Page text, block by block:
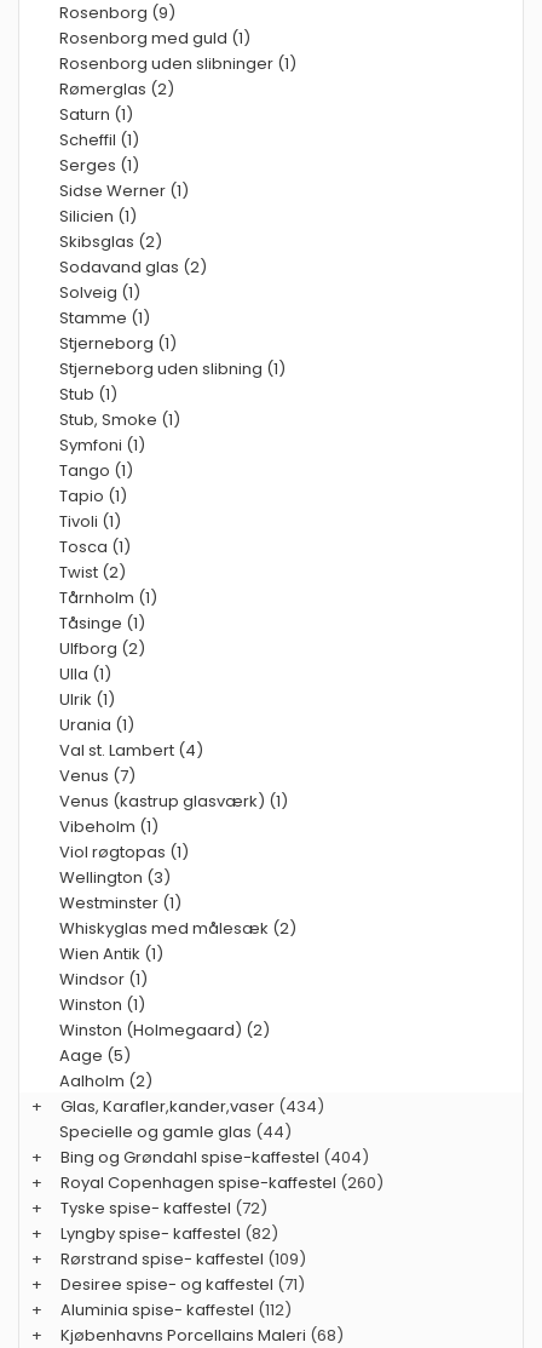
Rosenborg (9)
Rosenborg med guld (1)
Rosenborg uden slibninger (1)
Rømerglas (2)
Saturn (1)
Scheffil (1)
Serges (1)
Sidse Werner (1)
Silicien (1)
Skibsglas (2)
Sodavand glas (2)
Solveig (1)
Stamme (1)
Stjerneborg (1)
Stjerneborg uden slibning (1)
Stub (1)
Stub, Smoke (1)
Symfoni (1)
Tango (1)
Tapio (1)
Tivoli (1)
Tosca (1)
Twist (2)
Tårnholm (1)
Tåsinge (1)
Ulfborg (2)
Ulla (1)
Ulrik (1)
Urania (1)
Val st. Lambert (4)
Venus (7)
Venus (kastrup glasværk) (1)
Vibeholm (1)
Viol røgtopas (1)
Wellington (3)
Westminster (1)
Whiskyglas med målesæk (2)
Wien Antik (1)
Windsor (1)
Winston (1)
Winston (Holmegaard) (2)
Aage (5)
Aalholm (2)
+
Glas, Karafler,kander,vaser (434)
Specielle og gamle glas (44)
+
Bing og Grøndahl spise-kaffestel (404)
+
Royal Copenhagen spise-kaffestel (260)
+
Tyske spise- kaffestel (72)
+
Lyngby spise- kaffestel (82)
+
Rørstrand spise- kaffestel (109)
+
Desiree spise- og kaffestel (71)
+
Aluminia spise- kaffestel (112)
+
Kjøbenhavns Porcellains Maleri (68)